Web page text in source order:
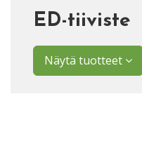
ED-tiiviste
Näytä tuotteet